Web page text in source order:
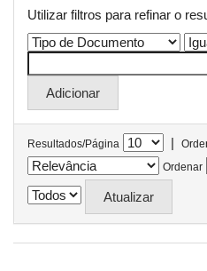
Utilizar filtros para refinar o
Resultados/Página |
Ordenar